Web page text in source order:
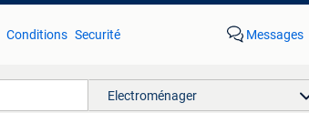
Conditions Securité Messages
Electroménager